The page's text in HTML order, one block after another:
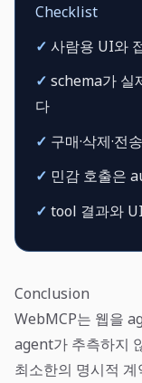
Checklist
✓ 사람용 UI와
✓ schema가 실
다
✓ 구매·삭제·
✓ 민감 호출은
✓ tool 결과와
Conclusion
WebMCP는 웹을
agent가 추측하지
최소한의 명시적